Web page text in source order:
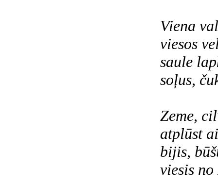
Viena
viesos
saule
soļus,
Zeme,
atplūst
bijis,
viesis no